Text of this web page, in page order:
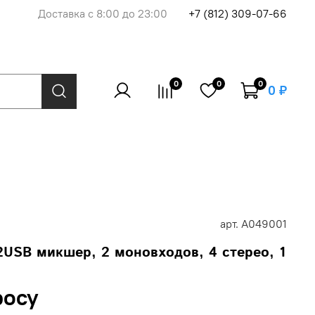
Доставка с 8:00 до 23:00 +7 (812) 309-07-66
0 0 0 0 ₽
арт. A049001
микшер, 2 моновходов, 4 стерео, 1